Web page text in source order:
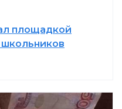
площадкой